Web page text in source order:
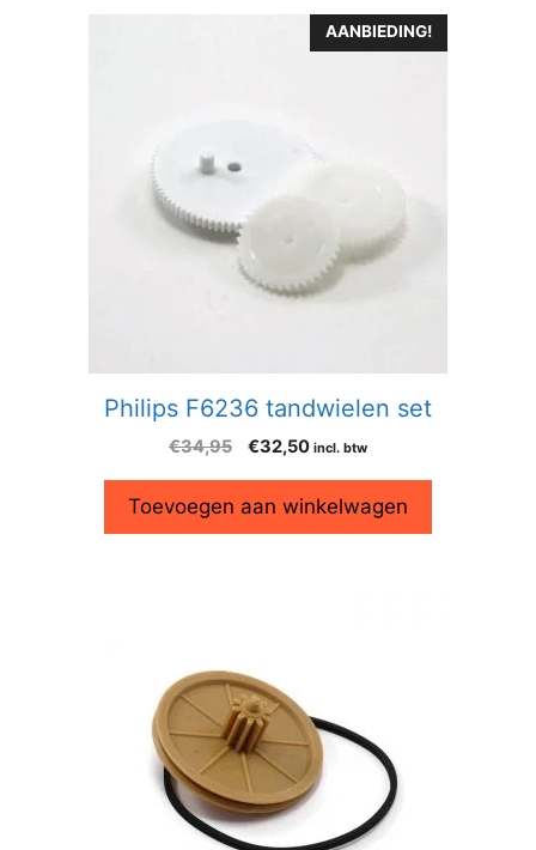
AANBIEDING!
Philips F6236 tandwielen set
€34,95 €32,50 incl. btw
Toevoegen aan winkelwagen